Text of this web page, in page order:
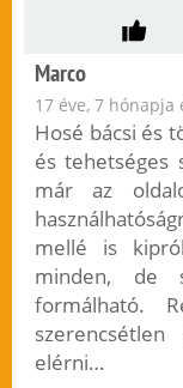
Marco
17 éve, 7 hónapja
Hosé bácsi és
és tehetséges
már az
mellé is
minden, de
formálható.
elérni…